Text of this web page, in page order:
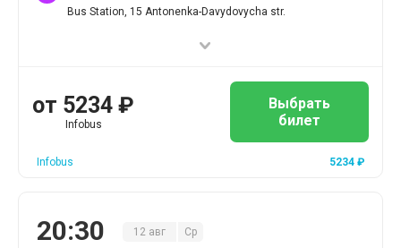
Bus Station, 15 Antonenka-Davydovycha str.
от 5234 ₽
Infobus
Выбрать
билет
Infobus 5234 ₽
20:30 12 авг Ср